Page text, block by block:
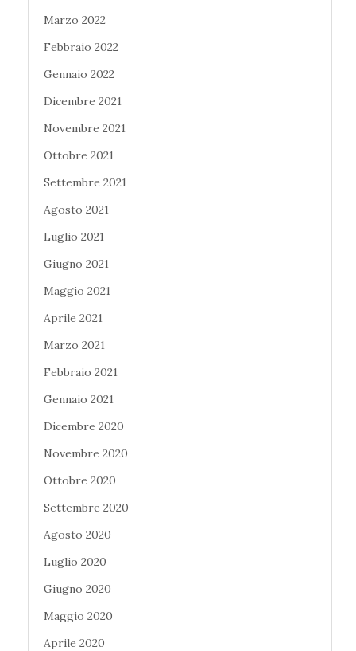
Marzo 2022
Febbraio 2022
Gennaio 2022
Dicembre 2021
Novembre 2021
Ottobre 2021
Settembre 2021
Agosto 2021
Luglio 2021
Giugno 2021
Maggio 2021
Aprile 2021
Marzo 2021
Febbraio 2021
Gennaio 2021
Dicembre 2020
Novembre 2020
Ottobre 2020
Settembre 2020
Agosto 2020
Luglio 2020
Giugno 2020
Maggio 2020
Aprile 2020